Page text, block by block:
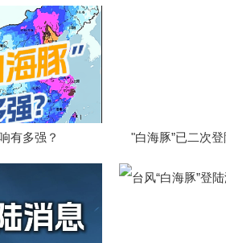
有多强？ "白海豚”已二次